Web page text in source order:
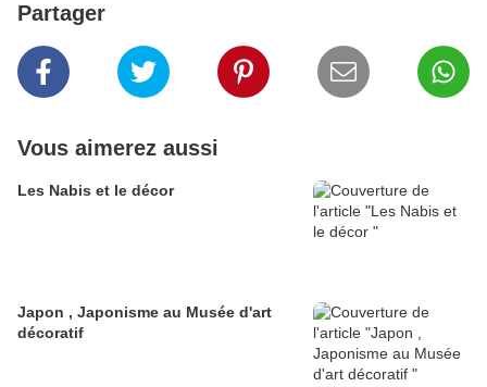
Partager
Vous aimerez aussi
Les Nabis et le décor
Japon , Japonisme au Musée d'art
décoratif